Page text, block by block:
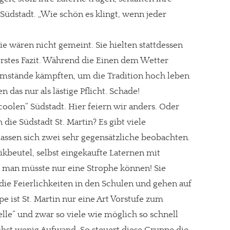
„Wie schön es klingt, wenn jeder
wären nicht gemeint. Sie hielten stattdessen
Fazit. Während die Einen dem Wetter
kämpften, um die Tradition hoch leben
das nur als lästige Pflicht. Schade!
Südstadt. Hier feiern wir anders. Oder
Südstadt St. Martin? Es gibt viele
sich zwei sehr gegensätzliche beobachten.
selbst eingekaufte Laternen mit
müsste nur eine Strophe können! Sie
Feierlichkeiten in den Schulen und gehen auf
ist St. Martin nur eine Art Vorstufe zum
und zwar so viele wie möglich so schnell